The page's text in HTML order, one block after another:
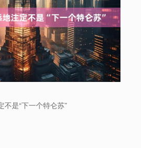
不是“下一个特仑苏”